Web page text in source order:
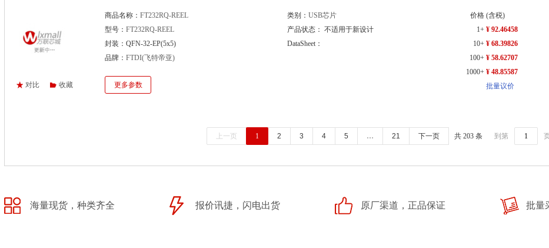
对比 收藏
商品名称： FT232RQ-REEL
型号： FT232RQ-REEL
封装：QFN-32-EP(5x5)
品牌： FTDI(飞特帝亚)
更多参数
类别： USB芯片
产品状态： 不适用于新设计
DataSheet：
价格 (含税)
1+ ¥ 92.46458
10+ ¥ 68.39826
100+ ¥ 58.62707
1000+ ¥ 48.85587
批量议价
上一页 1 2 3 4 5 … 21 下一页 共 203 条 到第
海量现货，种类齐全 报价讯捷，闪电出货 原厂渠道，正品保证 批量